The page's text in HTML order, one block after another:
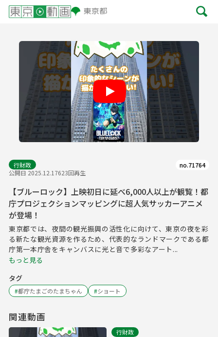
Play
行財政
公開日 2025.12.17623回再生
no.71764
【ブルーロック】上映初日に延べ6,000人以上が観覧！都
庁プロジェクションマッピングに超人気サッカーアニメ
が登場！
東京都では、夜間の観光振興の活性化に向けて、東京の夜を彩
る新たな観光資源を作るため、代表的なランドマークである都
庁第一本庁舎をキャンバスに光と音で多彩なアート...
もっと見る
タグ
#都庁たまごのたまちゃん #ショート
関連動画
行財政